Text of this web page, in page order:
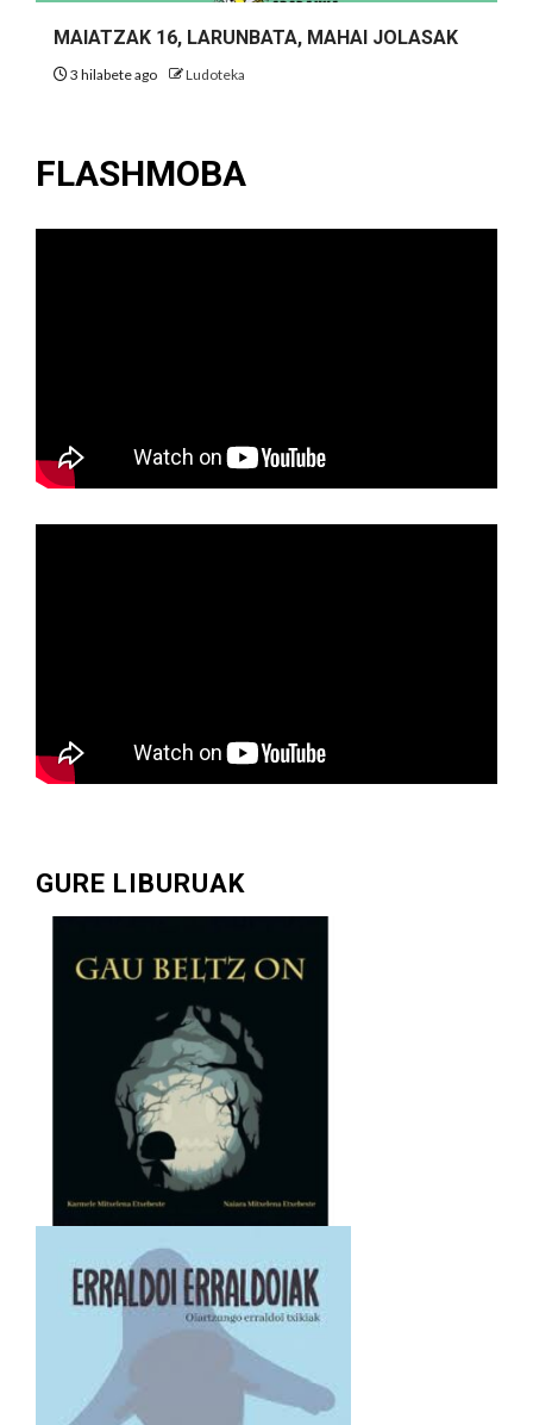
MAIATZAK 16, LARUNBATA, MAHAI JOLASAK
3 hilabete ago Ludoteka
FLASHMOBA
GURE LIBURUAK